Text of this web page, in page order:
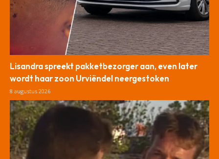
Lisandra spreekt pakketbezorger aan, even later
wordt haar zoon Urviëndel neergestoken
8 augustus 2026